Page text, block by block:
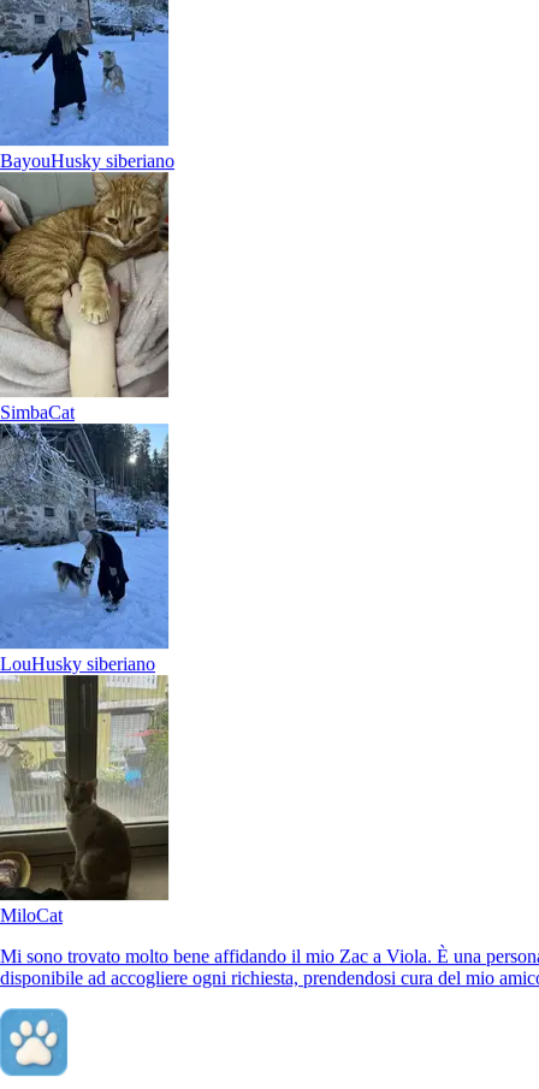
6. Derin Yenice
5,0·2 recensioni
Milano, 20135
a 4,5 km di distanza
25 €da
I would book her again, she’s so attentive and loving with my king
charles Azula. Azula was so happy and really loved Ms. Yenice. Im
so happy with the experience that she has arranged. I would book he
BayouHusky siberiano
SimbaCat
LouHusky siberiano
MiloCat
Mi sono trovato molto bene affidando il mio Zac a Viola. È una
disponibile ad accogliere ogni richiesta, prendendosi cura del mio